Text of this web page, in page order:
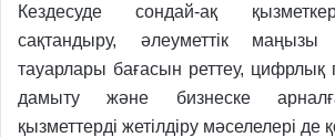
Кездесуде сондай-ақ
сақтандыру, әлеуметтік маңызы
тауарлары бағасын реттеу,
дамыту және бизнеске
қызметтерді жетілдіру мәселелері де